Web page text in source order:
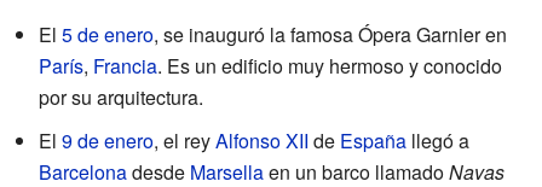
El 5 de enero, se inauguró la famosa Ópera Garnier en
París, Francia. Es un edificio muy hermoso y conocido
por su arquitectura.
El 9 de enero, el reyAlfonso XII de España llegó a
Barcelonadesde Marsellaen un barco llamadoNavas